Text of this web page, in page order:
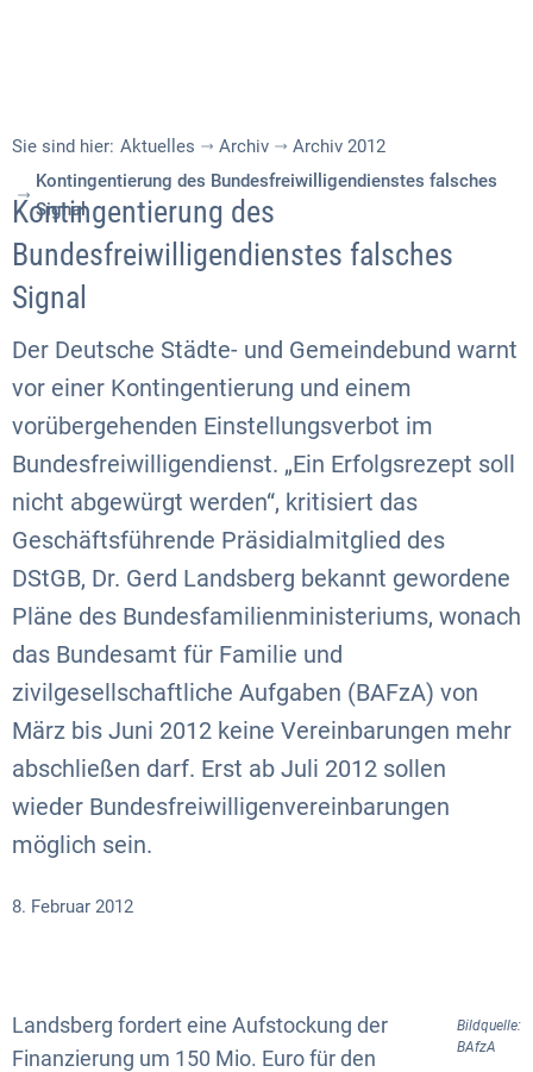
Sie sind hier: Aktuelles Archiv
Archiv 2012
Kontingentierung des Bundesfreiwilligendienstes falsches
Signal
Kontingentierung des
Bundesfreiwilligendienstes falsches
Signal
Der Deutsche Städte- und Gemeindebund warnt
vor einer Kontingentierung und einem
vorübergehenden Einstellungsverbot im
Bundesfreiwilligendienst. „Ein Erfolgsrezept soll
nicht abgewürgt werden“, kritisiert das
Geschäftsführende Präsidialmitglied des
DStGB, Dr. Gerd Landsberg bekannt gewordene
Pläne des Bundesfamilienministeriums, wonach
das Bundesamt für Familie und
zivilgesellschaftliche Aufgaben (BAFzA) von
März bis Juni 2012 keine Vereinbarungen mehr
abschließen darf. Erst ab Juli 2012 sollen
wieder Bundesfreiwilligenvereinbarungen
möglich sein.
8. Februar 2012
Bildquelle:
BAfzA
Landsberg fordert eine Aufstockung der
Finanzierung um 150 Mio. Euro für den